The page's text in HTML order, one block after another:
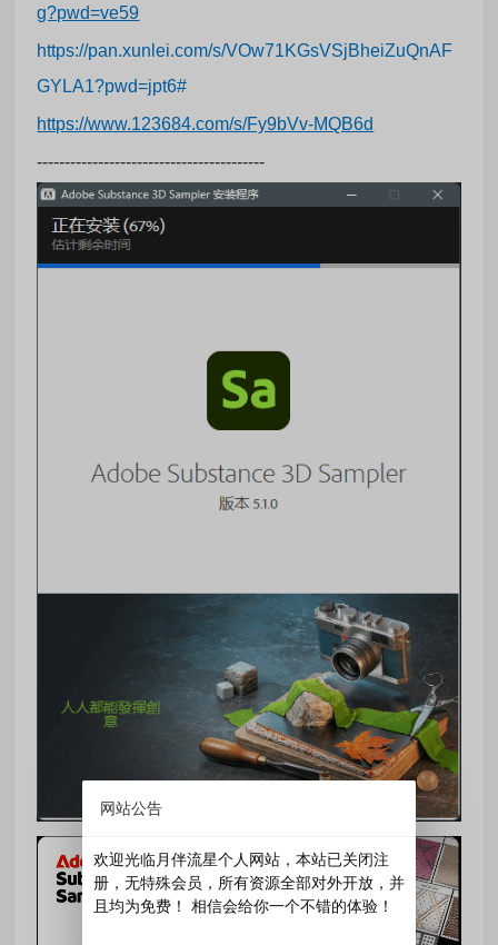
g?pwd=ve59
https://pan.xunlei.com/s/VOw71KGsVSjBheiZuQnAF
GYLA1?pwd=jpt6#
https://www.123684.com/s/Fy9bVv-MQB6d
-----------------------------------------
网站公告
欢迎光临月伴流星个人网站，本站已关闭注
册，无特殊会员，所有资源全部对外开放，并
且均为免费！ 相信会给你一个不错的体验！